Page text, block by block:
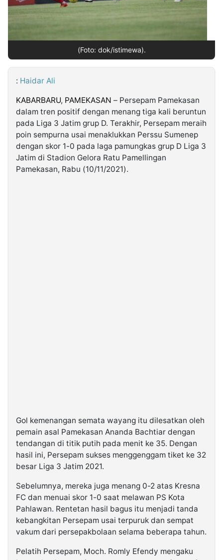
Follow
Kabarbaru
Kabarbaru.co
(Foto: dok/istimewa).
: Haidar Ali
KABARBARU, PAMEKASAN – Persepam Pamekasan
dalam tren positif dengan menang tiga kali beruntun
pada Liga 3 Jatim grup D. Terakhir, Persepam meraih
poin sempurna usai menaklukkan Perssu Sumenep
dengan skor 1-0 pada laga pamungkas grup D Liga 3
Jatim di Stadion Gelora Ratu Pamellingan
Pamekasan, Rabu (10/11/2021).
Gol kemenangan semata wayang itu dilesatkan oleh
pemain asal Pamekasan Ananda Bachtiar dengan
tendangan di titik putih pada menit ke 35. Dengan
hasil ini, Persepam sukses menggenggam tiket ke 32
besar Liga 3 Jatim 2021.
Sebelumnya, mereka juga menang 0-2 atas Kresna
FC dan menuai skor 1-0 saat melawan PS Kota
Pahlawan. Rentetan hasil bagus itu menjadi tanda
kebangkitan Persepam usai terpuruk dan sempat
vakum dari persepakbolaan selama beberapa tahun.
Pelatih Persepam, Moch. Romly Efendy mengaku